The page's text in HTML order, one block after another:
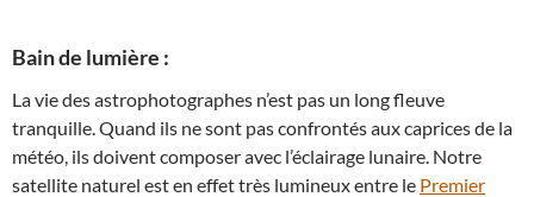
Bain de lumière :
La vie des astrophotographes n’est pas un long fleuve
tranquille. Quand ils ne sont pas confrontés aux caprices de la
météo, ils doivent composer avec l’éclairage lunaire. Notre
satellite naturel est en effet très lumineux entre le Premier